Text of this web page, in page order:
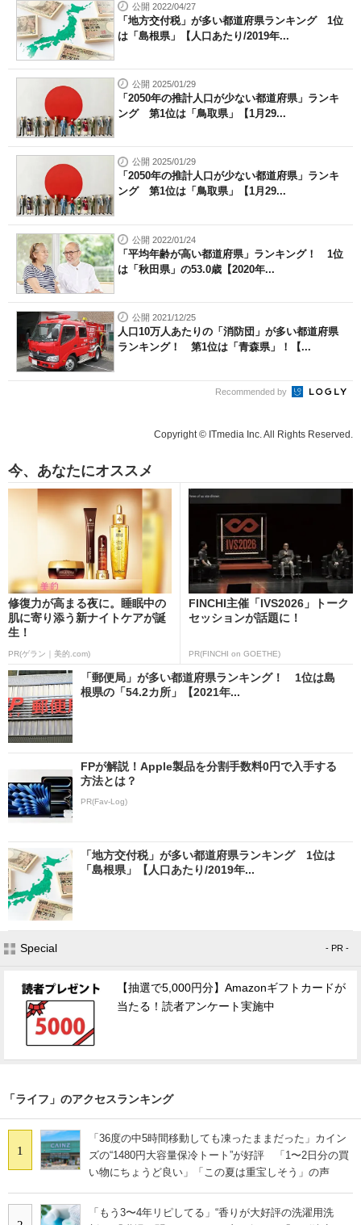
公開 2022/04/27
「地方交付税」が多い都道府県ランキング 1位
は「島根県」【人口あたり/2019年...
公開 2025/01/29
「2050年の推計人口が少ない都道府県」ランキ
ング 第1位は「鳥取県」【1月29...
公開 2025/01/29
「2050年の推計人口が少ない都道府県」ランキ
ング 第1位は「鳥取県」【1月29...
公開 2022/01/24
「平均年齢が高い都道府県」ランキング！ 1位
は「秋田県」の53.0歳【2020年...
公開 2021/12/25
人口10万人あたりの「消防団」が多い都道府県
ランキング！ 第1位は「青森県」！【...
Recommended by
Copyright © ITmedia Inc. All Rights Reserved.
今、あなたにオススメ
修復力が高まる夜に。睡眠中の
肌に寄り添う新ナイトケアが誕
生！
PR(ゲラン｜美的.com)
FINCHI主催「IVS2026」トーク
セッションが話題に！
PR(FINCHI on GOETHE)
「郵便局」が多い都道府県ランキング！ 1位は島
根県の「54.2カ所」【2021年...
FPが解説！Apple製品を分割手数料0円で入手する
方法とは？
PR(Fav-Log)
「地方交付税」が多い都道府県ランキング 1位は
「島根県」【人口あたり/2019年...
Special - PR -
【抽選で5,000円分】Amazonギフトカードが
当たる！読者アンケート実施中
「ライフ」のアクセスランキング
1
「36度の中5時間移動しても凍ったままだった」カイン
ズの“1480円大容量保冷トート”が好評 「1〜2日分の買
い物にちょうど良い」「この夏は重宝しそう」の声
「もう3〜4年リピしてる」“香りが大好評の洗濯用洗